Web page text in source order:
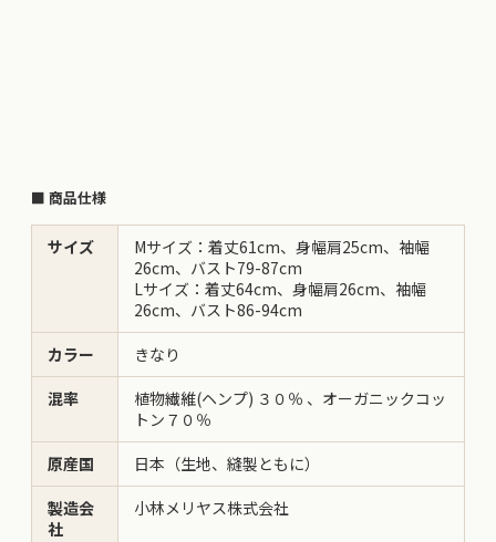
■ 商品仕様
サイズ
Mサイズ：着丈61cm、身幅肩25cm、袖幅
26cm、バスト79-87cm
Lサイズ：着丈64cm、身幅肩26cm、袖幅
26cm、バスト86-94cm
カラー
きなり
混率
植物繊維(ヘンプ) ３０％ 、オーガニックコッ
トン７０％
原産国
日本（生地、縫製ともに）
製造会
社
小林メリヤス株式会社